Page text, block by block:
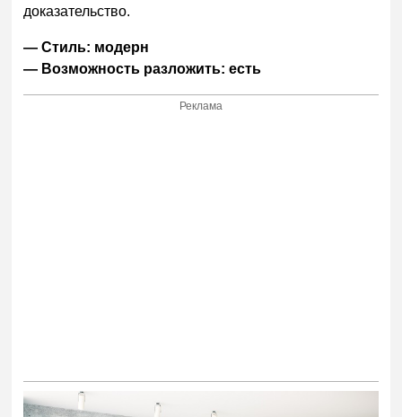
доказательство.
— Стиль: модерн
— Возможность разложить: есть
Реклама